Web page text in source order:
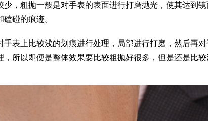
，粗抛一般是对手表的表面进行打磨抛光，使其达到
碰的痕迹。
表上比较浅的划痕进行处理，局部进行打磨，然后再
所以即便是整体效果要比较粗抛好很多，但是还是比较